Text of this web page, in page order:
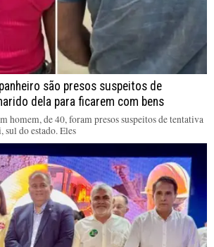
são presos suspeitos de
dela para ficarem com bens
homem, de 40, foram presos suspeitos de tentativa
do estado. Eles